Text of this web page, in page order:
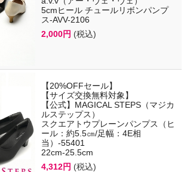
5cmヒール チュールリボンパンプ
ス-AVV-2106
2,000円 (税込)
【20%OFFセール】
【サイズ交換無料対象】
【公式】MAGICAL STEPS（マジカ
ルステップス）
スクエアトウプレーンパンプス（ヒ
ール：約5.5㎝/足幅：4E相
当）-55401
22cm-25.5cm
4,312円 (税込)